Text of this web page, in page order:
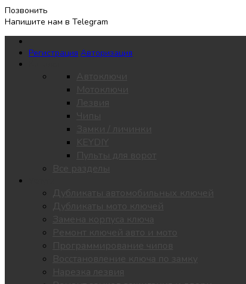
Позвонить
Напишите нам в Telegram
Регистрация Авторизация
Автоключи
Мотоключи
Лезвия
Замки / личинки
KEYDIY
Пульты для ворот
Все разделы
Дубликаты автомобильных ключей
Дубликаты мото ключей
Замена корпуса ключа
Ремонт ключей авто и мото
Программирование чипов
Восстановление ключа по замку
Нарезка лезвия